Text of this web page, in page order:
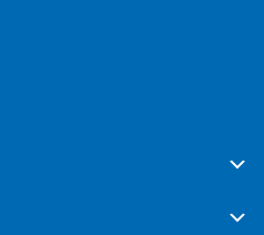
TAB) TAB)
IN NEUEM TAB)